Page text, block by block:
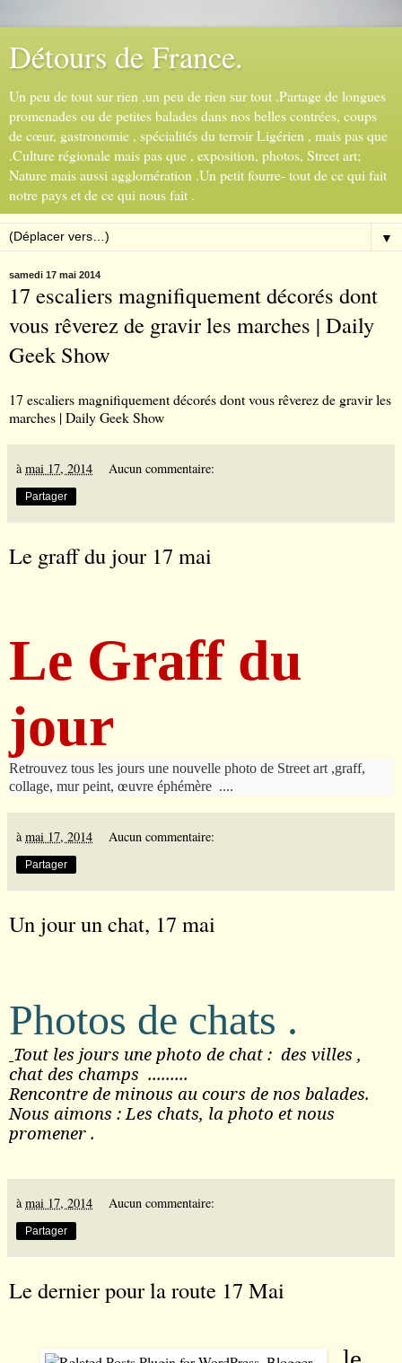
Détours de France.
Un peu de tout sur rien ,un peu de rien sur tout .Partage de longues
promenades ou de petites balades dans nos belles contrées, coups
de cœur, gastronomie , spécialités du terroir Ligérien , mais pas que
.Culture régionale mais pas que , exposition, photos, Street art;
Nature mais aussi agglomération .Un petit fourre- tout de ce qui fait
notre pays et de ce qui nous fait .
▼
samedi 17 mai 2014
17 escaliers magnifiquement décorés dont
vous rêverez de gravir les marches | Daily
Geek Show
17 escaliers magnifiquement décorés dont vous rêverez de gravir les
marches | Daily Geek Show
à mai 17, 2014 Aucun commentaire:
Partager
Le graff du jour 17 mai
Le Graff du
jour
Retrouvez tous les jours une nouvelle photo de Street art ,graff,
collage, mur peint, œuvre éphémère ....
à mai 17, 2014 Aucun commentaire:
Partager
Un jour un chat, 17 mai
Photos de chats .
Tout les jours une photo de chat : des villes ,
chat des champs .........
Rencontre de minous au cours de nos balades.
Nous aimons : Les chats, la photo et nous
promener .
àmai 17, 2014 Aucun commentaire:
Partager
Le dernier pour la route 17 Mai